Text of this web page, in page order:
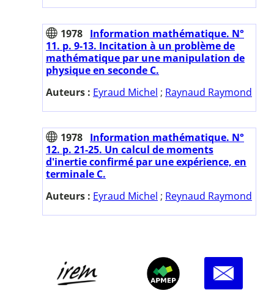
1978 Information mathématique. N°
11. p. 9-13. Incitation à un problème de
mathématique par une manipulation de
physique en seconde C.
Auteurs : Eyraud Michel ; Raynaud Raymond
1978 Information mathématique. N°
12. p. 21-25. Un calcul de moments
d'inertie confirmé par une expérience, en
terminale C.
Auteurs : Eyraud Michel ; Reynaud Raymond